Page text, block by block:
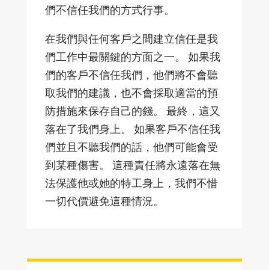
們不信任我們的方式行事。
在我們與任何客戶之間建立信任是我
們工作中最關鍵的方面之一。 如果我
們的客戶不信任我們，他們將不會聽
取我們的建議，也不會採取適當的預
防措施來保存自己的錢。 最終，這又
落在了我們身上。 如果客戶不信任我
們並且不聽我們的話，他們可能會受
到某種傷害。 這種責任將永遠落在無
法保護他或她的特工身上，我們不惜
一切代價避免這種情況。